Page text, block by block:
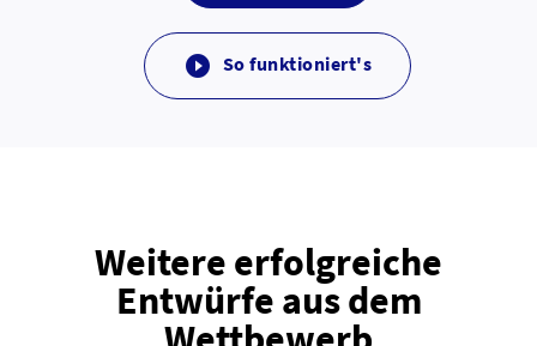
 So funktioniert's
Weitere erfolgreiche
Entwürfe aus dem